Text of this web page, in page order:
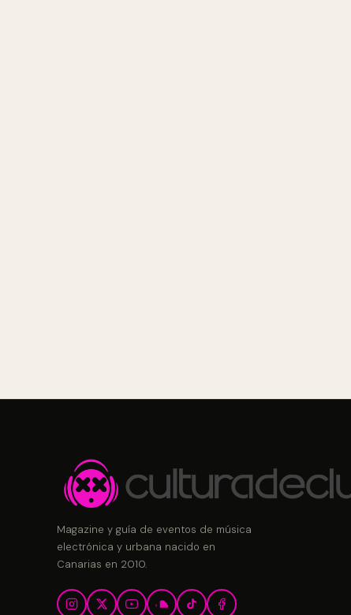
Magazine y guía de eventos de música
electrónica y urbana nacido en
Canarias en 2010.